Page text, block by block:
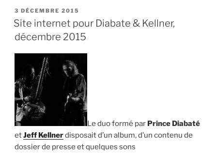
PUBLIÉ
LE
3 DÉCEMBRE 2015
Site internet pour Diabate & Kellner,
décembre 2015
Le duo formé par Prince Diabaté
etJeff Kellnerdisposait d’un album, d’un contenu de
dossier de presse et quelques sons